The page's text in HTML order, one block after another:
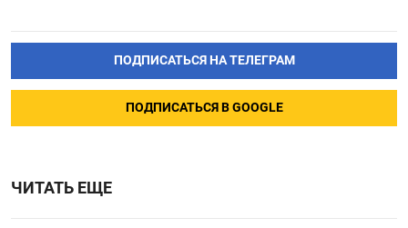
ПОДПИСАТЬСЯ НА ТЕЛЕГРАМ
ПОДПИСАТЬСЯ В GOOGLE
ЧИТАТЬ ЕЩЕ